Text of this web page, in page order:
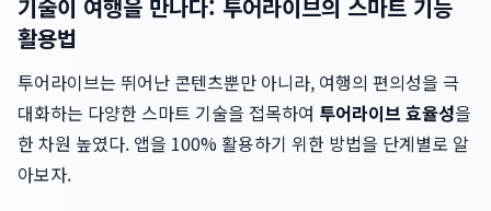
기술이 여행을 만나다: 투어라이브의 스마트 기능
활용법
투어라이브는 뛰어난 콘텐츠뿐만 아니라, 여행의 편의성을 극
대화하는 다양한 스마트 기술을 접목하여 투어라이브 효율성을
한 차원 높였다. 앱을 100% 활용하기 위한 방법을 단계별로 알
아보자.